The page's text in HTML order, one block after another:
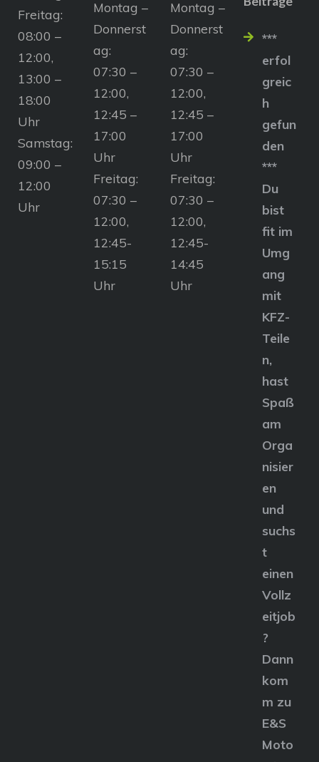
Freitag:
08:00 –
12:00,
13:00 –
18:00
Uhr
Samstag:
09:00 –
12:00
Uhr
Montag –
Donnerst
ag:
07:30 –
12:00,
12:45 –
17:00
Uhr
Freitag:
07:30 –
12:00,
12:45-
15:15
Uhr
Montag –
Donnerst
ag:
07:30 –
12:00,
12:45 –
17:00
Uhr
Freitag:
07:30 –
12:00,
12:45-
14:45
Uhr
***
erfol
greic
h
gefun
den
***
Du
bist
fit im
Umg
ang
mit
KFZ-
Teile
n,
hast
Spaß
am
Orga
nisier
en
und
suchs
t
einen
Vollz
eitjob
?
Dann
kom
m zu
E&S
Moto